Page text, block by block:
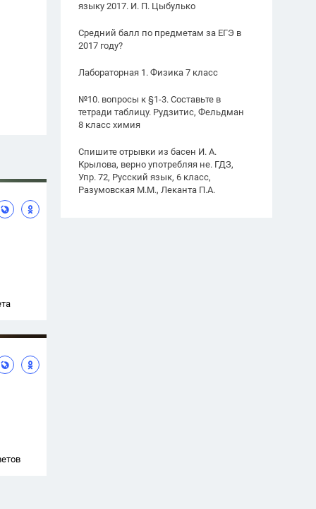
языку 2017. И. П. Цыбулько
Средний балл по предметам за ЕГЭ в
2017 году?
Лабораторная 1. Физика 7 класс
№10. вопросы к §1-3. Составьте в
тетради таблицу. Рудзитис, Фельдман
8 класс химия
Спишите отрывки из басен И. А.
Крылова, верно употребляя не. ГДЗ,
Упр. 72, Русский язык, 6 класс,
Разумовская М.М., Леканта П.А.